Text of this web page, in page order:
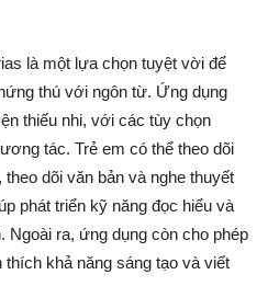
là một lựa chọn tuyệt vời để
thú với ngôn từ. Ứng dụng
thiếu nhi, với các tùy chọn
tác. Trẻ em có thể theo dõi
dõi văn bản và nghe thuyết
phát triển kỹ năng đọc hiểu và
Ngoài ra, ứng dụng còn cho phép
khả năng sáng tạo và viết